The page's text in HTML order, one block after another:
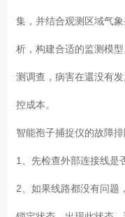
集，并结合观测区域气
析，构建合适的监测模
测调查，病害在還没有
控成本。
智能孢子捕捉仪的故障
1、先检查外部连接线是
2、如果线路都没有问题